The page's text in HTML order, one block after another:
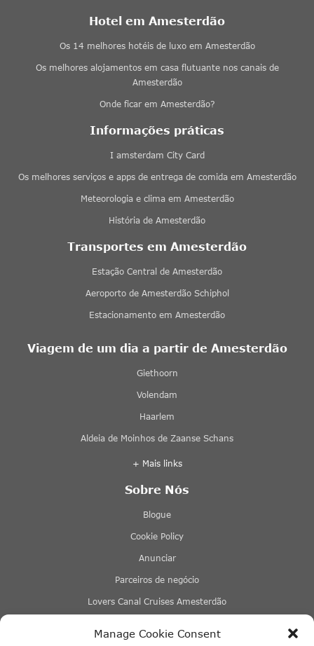
Manage Cookie Consent
Hotel em Amesterdão
Os 14 melhores hotéis de luxo em Amesterdão
Os melhores alojamentos em casa flutuante nos canais de
Amesterdão
Onde ficar em Amesterdão?
Informações práticas
I amsterdam City Card
Os melhores serviços e apps de entrega de comida em Amesterdão
Meteorologia e clima em Amesterdão
História de Amesterdão
Transportes em Amesterdão
Estação Central de Amesterdão
Aeroporto de Amesterdão Schiphol
Estacionamento em Amesterdão
Viagem de um dia a partir de Amesterdão
Giethoorn
Volendam
Haarlem
Aldeia de Moinhos de Zaanse Schans
+ Mais links
Sobre Nós
Blogue
Cookie Policy
Anunciar
Parceiros de negócio
Lovers Canal Cruises Amesterdão